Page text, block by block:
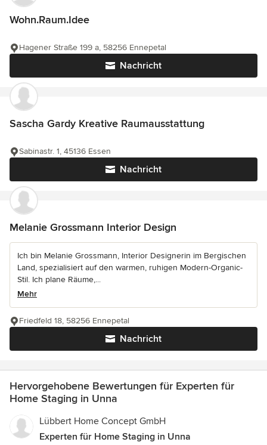
Wohn.Raum.Idee
Nachricht
Hagener Straße 199 a, 58256 Ennepetal
Sascha Gardy Kreative Raumausstattung
Nachricht
Sabinastr. 1, 45136 Essen
Melanie Grossmann Interior Design
Ich bin Melanie Grossmann, Interior Designerin im Bergischen
Land, spezialisiert auf den warmen, ruhigen Modern-Organic-
Stil. Ich plane Räume,...
Mehr
Nachricht
Friedfeld 18, 58256 Ennepetal
Hervorgehobene Bewertungen für Experten für
Home Staging in Unna
Lübbert Home Concept GmbH
Experten für Home Staging in Unna